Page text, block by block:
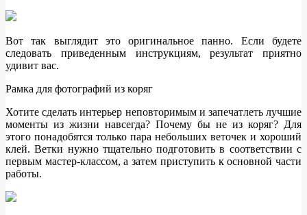
Вот так выглядит это оригинальное панно. Если будете
следовать приведенным инструкциям, результат приятно
удивит вас.
Рамка для фотографий из коряг
Хотите сделать интерьер неповторимым и запечатлеть лучшие
моменты из жизни навсегда? Почему бы не из коряг? Для
этого понадобятся только пара небольших веточек и хороший
клей. Ветки нужно тщательно подготовить в соответствии с
первым мастер-классом, а затем приступить к основной части
работы.